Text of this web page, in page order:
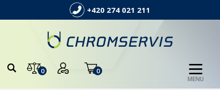
+420 274 021 211
0 0
MENU